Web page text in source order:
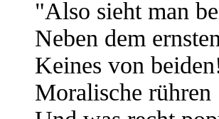
"Also sieht man
Neben dem
Keines von
Moralische rühren